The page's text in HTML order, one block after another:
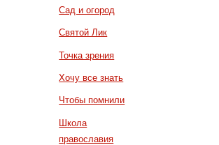
Сад и огород
Святой Лик
Точка зрения
Хочу все знать
Чтобы помнили
Школа
православия